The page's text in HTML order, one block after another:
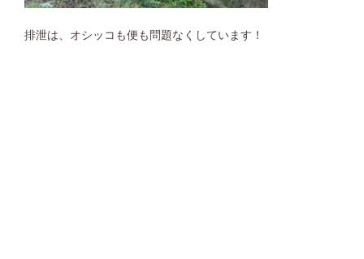
排泄は、オシッコも便も問題なくしています！